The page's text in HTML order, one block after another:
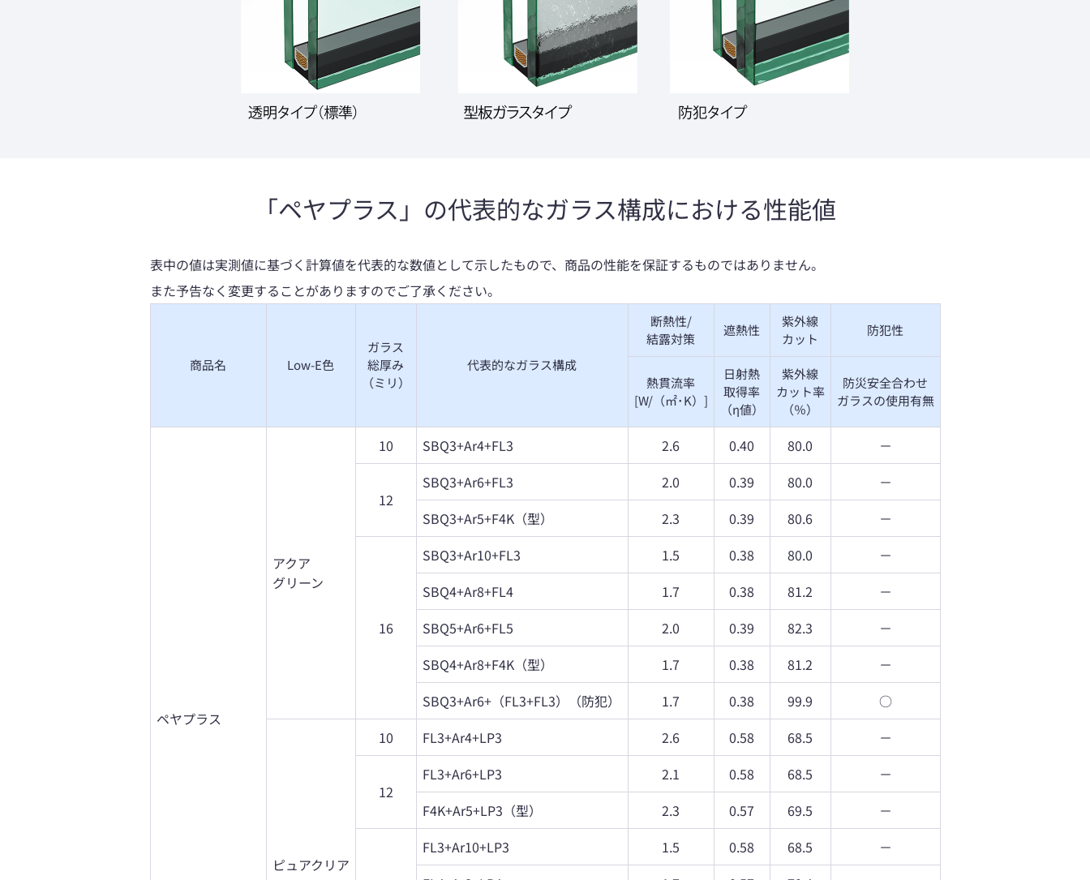
「ペヤプラス」の代表的なガラス構成における性能値
表中の値は実測値に基づく計算値を代表的な数値として示したもので、商品の性能を保証するものではありません。
また予告なく変更することがありますのでご了承ください。
商品名 Low-E色
ガラス
総厚み
（ミリ）
代表的なガラス構成
断熱性/
結露対策
遮熱性
紫外線
カット
防犯性
熱貫流率
[W/（㎡･K）]
日射熱
取得率
（η値）
紫外線
カット率
（％）
防災安全合わせ
ガラスの使用有無
ペヤプラス
アクア
グリーン
10 SBQ3+Ar4+FL3 2.6 0.40 80.0 －
12
SBQ3+Ar6+FL3 2.0 0.39 80.0
－
SBQ3+Ar5+F4K（型）
2.3 0.39 80.6 －
16
SBQ3+Ar10+FL3 1.5 0.38 80.0
－
SBQ4+Ar8+FL4
1.7 0.38 81.2
－
SBQ5+Ar6+FL5
2.0 0.39 82.3
－
SBQ4+Ar8+F4K（型）
1.7 0.38 81.2
－
SBQ3+Ar6+（FL3+FL3）（防犯）
1.7 0.38 99.9 ○
ピュアクリア
10 FL3+Ar4+LP3 2.6 0.58 68.5 －
12
FL3+Ar6+LP3 2.1 0.58 68.5
－
F4K+Ar5+LP3（型）
2.3 0.57 69.5
－
FL3+Ar10+LP3
1.5 0.58 68.5
－